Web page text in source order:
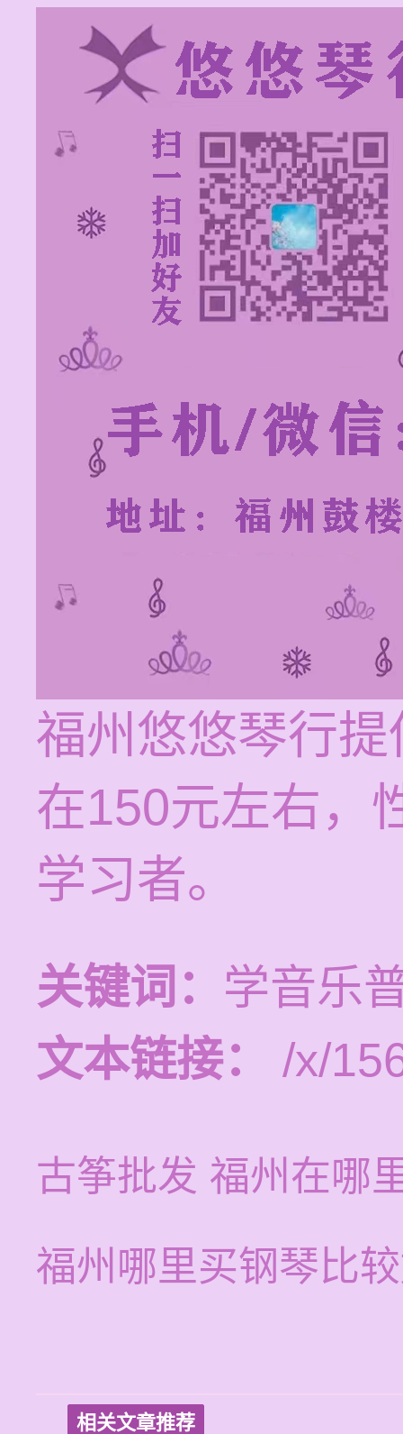
福州悠悠琴行
在150元左右，
学习者。
关键词： 学音乐
文本链接：
/x/
古筝批发 福州在哪
福州哪里买钢琴比
相关文章推荐